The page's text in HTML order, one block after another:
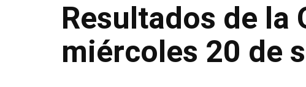
Resultados de la
miércoles 20 de